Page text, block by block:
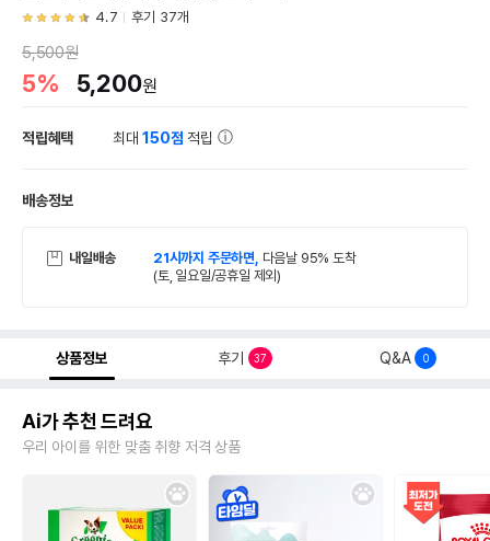
4.7 후기 37개
5,500원
5% 5,200원
적립혜택 최대150점 적립
배송정보
내일배송 21시까지 주문하면, 다음날 95% 도착
(토, 일요일/공휴일 제외)
상품정보 후기 37 Q&A 0
Ai가 추천 드려요
우리 아이를 위한 맞춤 취향 저격 상품